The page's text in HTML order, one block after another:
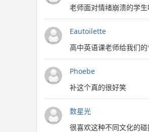
老师面对情绪崩溃的学
Eautoilette
高中英语课老师给我们
Phoebe
补这个真的很好笑
数星光
很喜欢这种不同文化的